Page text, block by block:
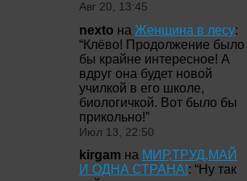
Авг 20, 13:45
nexto на Женщина в лесу:
“Клёво! Продолжение было
бы крайне интересное! А
вдруг она будет новой
училкой в его школе,
биологичкой. Вот было бы
прикольно!”
Июл 13, 22:50
kirgam на МИР,ТРУД,МАЙ
И ОДНА СТРАНА!: “Ну так